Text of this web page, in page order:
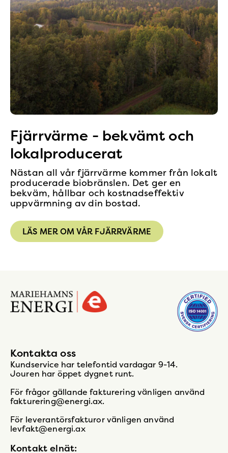
Fjärrvärme - bekvämt och
lokalproducerat
Nästan all vår fjärrvärme kommer från lokalt
producerade biobränslen. Det ger en
bekväm, hållbar och kostnadseffektiv
uppvärmning av din bostad.
LÄS MER OM VÅR FJÄRRVÄRME
Gå
till
startsidan
Kontakta oss
Kundservice har telefontid vardagar 9-14.
Jouren har öppet dygnet runt.
För frågor gällande fakturering vänligen använd
fakturering@energi.ax.
För leverantörsfakturor vänligen använd
levfakt@energi.ax
Kontakt elnät: